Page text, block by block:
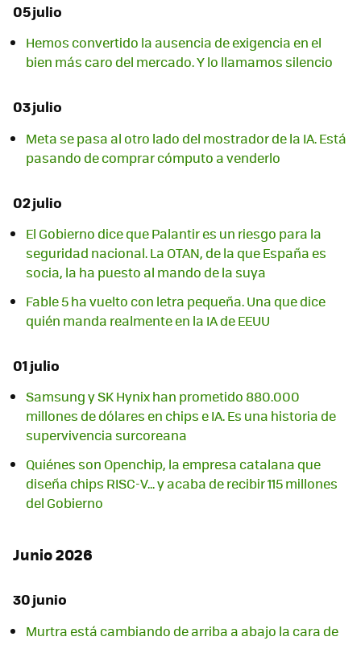
05 julio
Hemos convertido la ausencia de exigencia en el
bien más caro del mercado. Y lo llamamos silencio
03 julio
Meta se pasa al otro lado del mostrador de la IA. Está
pasando de comprar cómputo a venderlo
02 julio
El Gobierno dice que Palantir es un riesgo para la
seguridad nacional. La OTAN, de la que España es
socia, la ha puesto al mando de la suya
Fable 5 ha vuelto con letra pequeña. Una que dice
quién manda realmente en la IA de EEUU
01 julio
Samsung y SK Hynix han prometido 880.000
millones de dólares en chips e IA. Es una historia de
supervivencia surcoreana
Quiénes son Openchip, la empresa catalana que
diseña chips RISC-V... y acaba de recibir 115 millones
del Gobierno
Junio 2026
30 junio
Murtra está cambiando de arriba a abajo la cara de